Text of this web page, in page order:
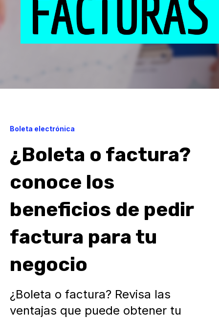
Boleta electrónica
¿Boleta o factura?
conoce los
beneficios de pedir
factura para tu
negocio
¿Boleta o factura? Revisa las
ventajas que puede obtener tu